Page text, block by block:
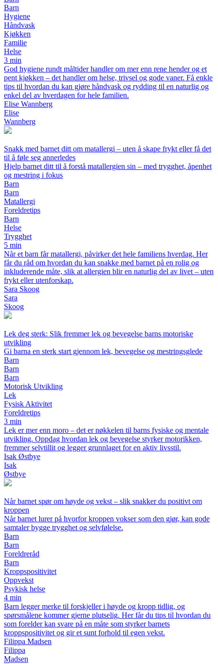
Barn
Hygiene
Håndvask
Kjøkken
Familie
Helse
3 min
God hygiene rundt måltider handler om mer enn rene hender og et
pent kjøkken – det handler om helse, trivsel og gode vaner. Få enkle
tips til hvordan du kan gjøre håndvask og rydding til en naturlig og
enkel del av hverdagen for hele familien.
Elise Wannberg
Elise
Wannberg
Snakk med barnet ditt om matallergi – uten å skape frykt eller få det
til å føle seg annerledes
Hjelp barnet ditt til å forstå matallergien sin – med trygghet, åpenhet
og mestring i fokus
Barn
Barn
Matallergi
Foreldretips
Barn
Helse
Trygghet
5 min
Når et barn får matallergi, påvirker det hele familiens hverdag. Her
får du råd om hvordan du kan snakke med barnet på en rolig og
inkluderende måte, slik at allergien blir en naturlig del av livet – uten
frykt eller utenforskap.
Sara Skoog
Sara
Skoog
Lek deg sterk: Slik fremmer lek og bevegelse barns motoriske
utvikling
Gi barna en sterk start gjennom lek, bevegelse og mestringsglede
Barn
Barn
Barn
Motorisk Utvikling
Lek
Fysisk Aktivitet
Foreldretips
3 min
Lek er mer enn moro – det er nøkkelen til barns fysiske og mentale
utvikling. Oppdag hvordan lek og bevegelse styrker motorikken,
fremmer selvtillit og legger grunnlaget for en aktiv livsstil.
Isak Østbye
Isak
Østbye
Når barnet spør om høyde og vekst – slik snakker du positivt om
kroppen
Når barnet lurer på hvorfor kroppen vokser som den gjør, kan gode
samtaler bygge trygghet og selvfølelse.
Barn
Barn
Foreldreråd
Barn
Kroppspositivitet
Oppvekst
Psykisk helse
4 min
Barn legger merke til forskjeller i høyde og kropp tidlig, og
spørsmålene kommer gjerne plutselig. Her får du tips til hvordan du
som forelder kan svare på en måte som styrker barnets
kroppspositivitet og gir et sunt forhold til egen vekst.
Filippa Madsen
Filippa
Madsen